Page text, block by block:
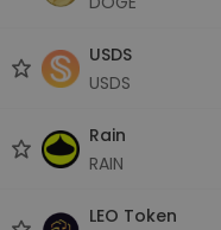
USDS
USDS
Rain
RAIN
LEO Token